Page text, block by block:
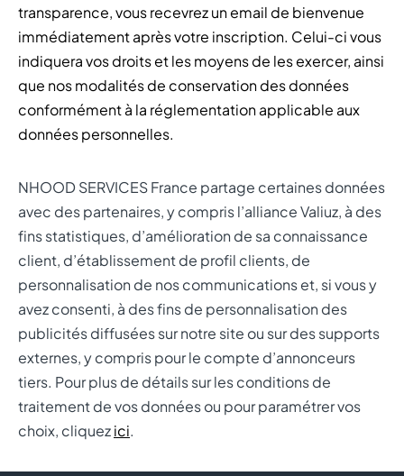
transparence, vous recevrez un email de bienvenue
immédiatement après votre inscription. Celui-ci vous
indiquera vos droits et les moyens de les exercer, ainsi
que nos modalités de conservation des données
conformément à la réglementation applicable aux
données personnelles.
NHOOD SERVICES France partage certaines données
avec des partenaires, y compris l’alliance Valiuz, à des
fins statistiques, d’amélioration de sa connaissance
client, d’établissement de profil clients, de
personnalisation de nos communications et, si vous y
avez consenti, à des fins de personnalisation des
publicités diffusées sur notre site ou sur des supports
externes, y compris pour le compte d’annonceurs
tiers. Pour plus de détails sur les conditions de
traitement de vos données ou pour paramétrer vos
choix, cliquezici.